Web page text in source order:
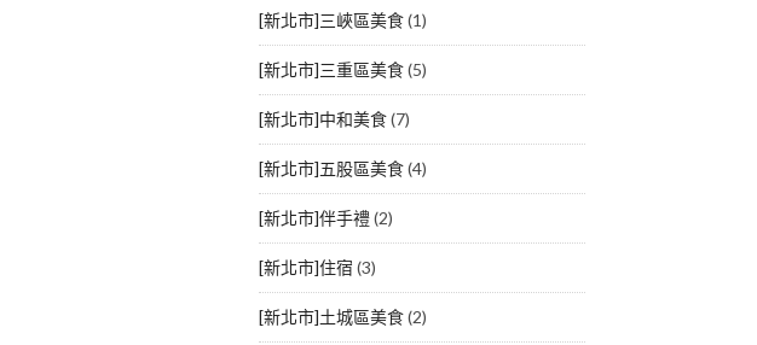
[新北市]三峽區美食(1)
[新北市]三重區美食(5)
[新北市]中和美食(7)
[新北市]五股區美食(4)
[新北市]伴手禮(2)
[新北市]住宿 (3)
[新北市]土城區美食(2)